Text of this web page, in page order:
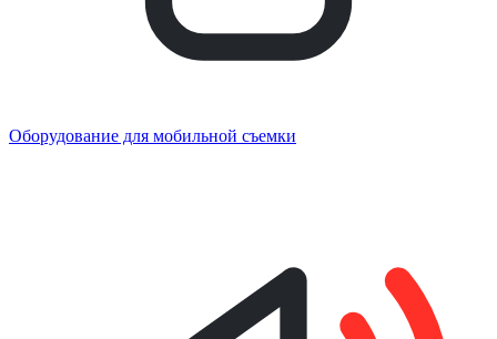
Оборудование для мобильной съемки